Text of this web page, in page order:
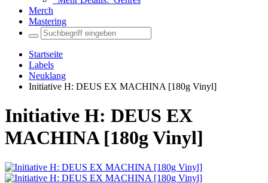
Merch
Mastering
Startseite
Labels
Neuklang
Initiative H: DEUS EX MACHINA [180g Vinyl]
Initiative H: DEUS EX
MACHINA [180g Vinyl]